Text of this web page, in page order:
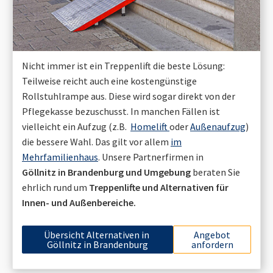
Nicht immer ist ein Treppenlift die beste Lösung:
Teilweise reicht auch eine kostengünstige
Rollstuhlrampe aus. Diese wird sogar direkt von der
Pflegekasse bezuschusst. In manchen Fällen ist
vielleicht ein Aufzug (z.B. HomeliftoderAußenaufzug)
die bessere Wahl. Das gilt vor allem im
Mehrfamilienhaus. Unsere Partnerfirmen in
Göllnitz in Brandenburg und Umgebung beraten Sie
ehrlich rund um Treppenlifte und Alternativen für
Innen- und Außenbereiche.
Übersicht Alternativen in
Göllnitz in Brandenburg
Angebot
anfordern